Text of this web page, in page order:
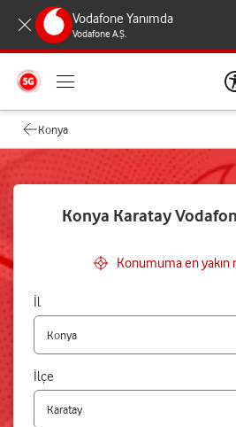
Vodafone Yanımda
Vodafone A.Ş.
Konya
Konya Karatay
Konumuma en yakın
İl
İlçe